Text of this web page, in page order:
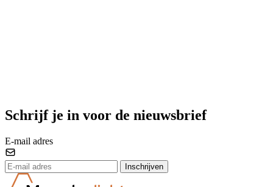
Schrijf je in voor de nieuwsbrief
E-mail adres
Inschrijven